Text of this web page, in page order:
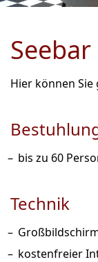
Seebar
Hier können Sie
bis zu 60
Technik
kostenfreier